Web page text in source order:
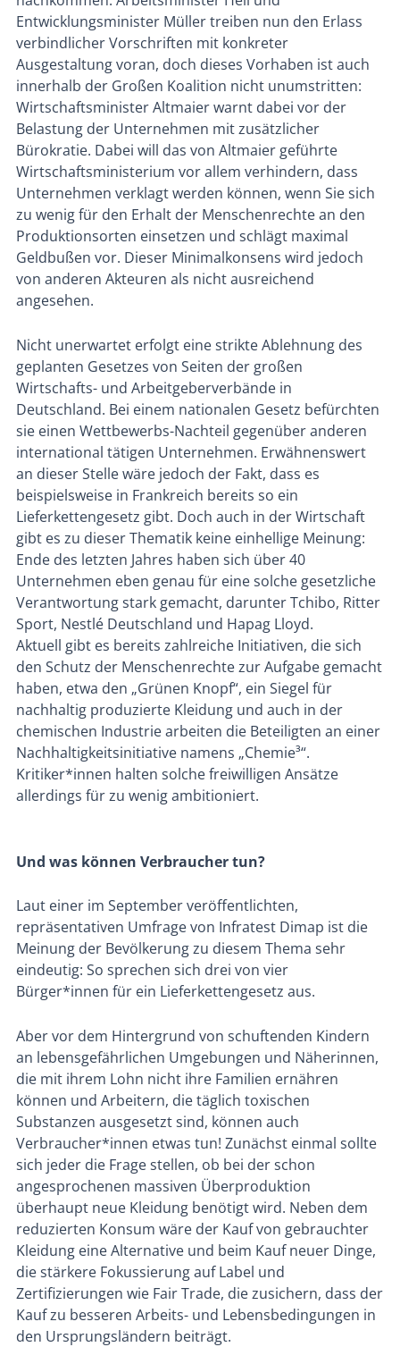
Entwicklungsminister Müller treiben nun den Erlass
verbindlicher Vorschriften mit konkreter
Ausgestaltung voran, doch dieses Vorhaben ist auch
innerhalb der Großen Koalition nicht unumstritten:
Wirtschaftsminister Altmaier warnt dabei vor der
Belastung der Unternehmen mit zusätzlicher
Bürokratie. Dabei will das von Altmaier geführte
Wirtschaftsministerium vor allem verhindern, dass
Unternehmen verklagt werden können, wenn Sie sich
zu wenig für den Erhalt der Menschenrechte an den
Produktionsorten einsetzen und schlägt maximal
Geldbußen vor. Dieser Minimalkonsens wird jedoch
von anderen Akteuren als nicht ausreichend
angesehen.
Nicht unerwartet erfolgt eine strikte Ablehnung des
geplanten Gesetzes von Seiten der großen
Wirtschafts- und Arbeitgeberverbände in
Deutschland. Bei einem nationalen Gesetz befürchten
sie einen Wettbewerbs-Nachteil gegenüber anderen
international tätigen Unternehmen. Erwähnenswert
an dieser Stelle wäre jedoch der Fakt, dass es
beispielsweise in Frankreich bereits so ein
Lieferkettengesetz gibt. Doch auch in der Wirtschaft
gibt es zu dieser Thematik keine einhellige Meinung:
Ende des letzten Jahres haben sich über 40
Unternehmen eben genau für eine solche gesetzliche
Verantwortung stark gemacht, darunter Tchibo, Ritter
Sport, Nestlé Deutschland und Hapag Lloyd.
Aktuell gibt es bereits zahlreiche Initiativen, die sich
den Schutz der Menschenrechte zur Aufgabe gemacht
haben, etwa den „Grünen Knopf“, ein Siegel für
nachhaltig produzierte Kleidung und auch in der
chemischen Industrie arbeiten die Beteiligten an einer
Nachhaltigkeitsinitiative namens „Chemie³“.
Kritiker*innen halten solche freiwilligen Ansätze
allerdings für zu wenig ambitioniert.
Und was können Verbraucher tun?
Laut einer im September veröffentlichten,
repräsentativen Umfrage von Infratest Dimap ist die
Meinung der Bevölkerung zu diesem Thema sehr
eindeutig: So sprechen sich drei von vier
Bürger*innen für ein Lieferkettengesetz aus.
Aber vor dem Hintergrund von schuftenden Kindern
an lebensgefährlichen Umgebungen und Näherinnen,
die mit ihrem Lohn nicht ihre Familien ernähren
können und Arbeitern, die täglich toxischen
Substanzen ausgesetzt sind, können auch
Verbraucher*innen etwas tun! Zunächst einmal sollte
sich jeder die Frage stellen, ob bei der schon
angesprochenen massiven Überproduktion
überhaupt neue Kleidung benötigt wird. Neben dem
reduzierten Konsum wäre der Kauf von gebrauchter
Kleidung eine Alternative und beim Kauf neuer Dinge,
die stärkere Fokussierung auf Label und
Zertifizierungen wie Fair Trade, die zusichern, dass der
Kauf zu besseren Arbeits- und Lebensbedingungen in
den Ursprungsländern beiträgt.